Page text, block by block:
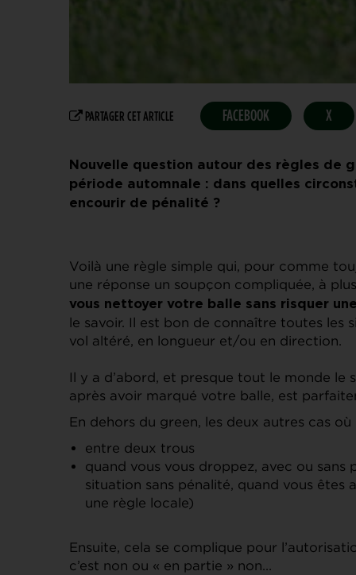
PARTAGER CET ARTICLE FACEBOOK X
Nouvelle question autour des règles de
période automnale : dans quelles
encourir de pénalité ?
Voilà une règle simple qui, pour comme
une réponse un soupçon compliquée, à
vous nettoyer votre balle sans risquer
le savoir. Il est bon de connaître toutes les
vol altéré, en longueur et/ou en direction.
Il y a d’abord, et presque tout le monde le
après avoir marqué votre balle, est
En dehors du green, les deux autres cas
entre deux trous
quand vous vous droppez, avec ou
situation sans pénalité, quand vous êtes
une règle locale)
Ensuite, cela se complique pour
c’est non ou « en partie » non…